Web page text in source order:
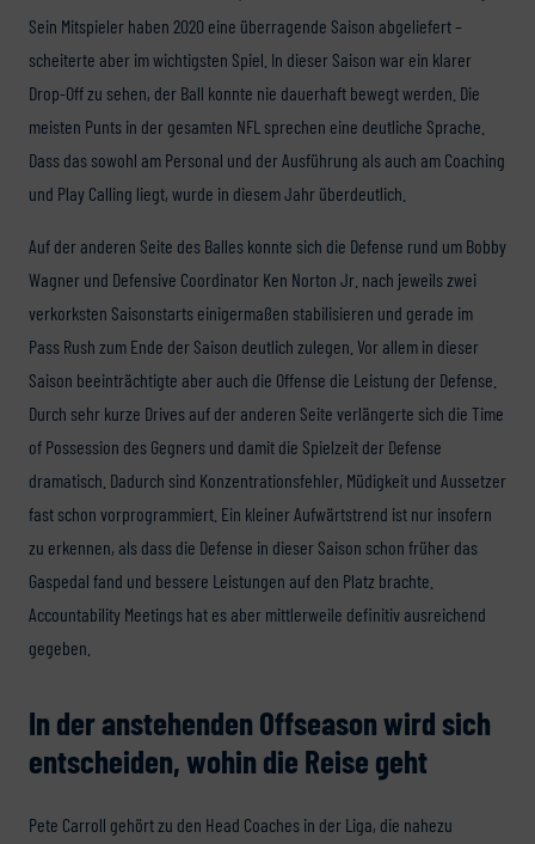
Sein Mitspieler haben 2020 eine überragende Saison abgeliefert –
scheiterte aber im wichtigsten Spiel. In dieser Saison war ein klarer
Drop-Off zu sehen, der Ball konnte nie dauerhaft bewegt werden. Die
meisten Punts in der gesamten NFL sprechen eine deutliche Sprache.
Dass das sowohl am Personal und der Ausführung als auch am Coaching
und Play Calling liegt, wurde in diesem Jahr überdeutlich.
Auf der anderen Seite des Balles konnte sich die Defense rund um Bobby
Wagner und Defensive Coordinator Ken Norton Jr. nach jeweils zwei
verkorksten Saisonstarts einigermaßen stabilisieren und gerade im
Pass Rush zum Ende der Saison deutlich zulegen. Vor allem in dieser
Saison beeinträchtigte aber auch die Offense die Leistung der Defense.
Durch sehr kurze Drives auf der anderen Seite verlängerte sich die Time
of Possession des Gegners und damit die Spielzeit der Defense
dramatisch. Dadurch sind Konzentrationsfehler, Müdigkeit und Aussetzer
fast schon vorprogrammiert. Ein kleiner Aufwärtstrend ist nur insofern
zu erkennen, als dass die Defense in dieser Saison schon früher das
Gaspedal fand und bessere Leistungen auf den Platz brachte.
Accountability Meetings hat es aber mittlerweile definitiv ausreichend
gegeben.
In der anstehenden Offseason wird sich
entscheiden, wohin die Reise geht
Pete Carroll gehört zu den Head Coaches in der Liga, die nahezu